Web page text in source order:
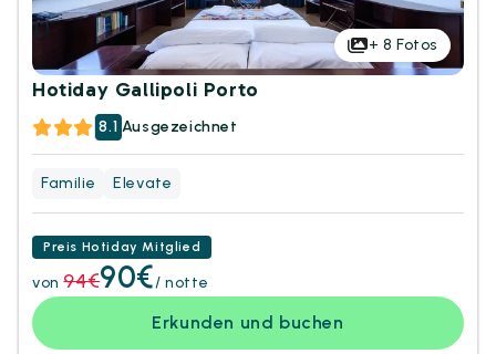
+ 8 Fotos
Hotiday Gallipoli Porto
8.1 Ausgezeichnet
Familie Elevate
Preis Hotiday Mitglied
von 94€90€/ notte
Erkunden und buchen